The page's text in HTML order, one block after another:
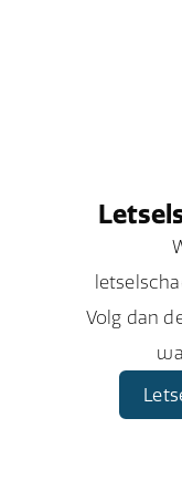
Volg dan